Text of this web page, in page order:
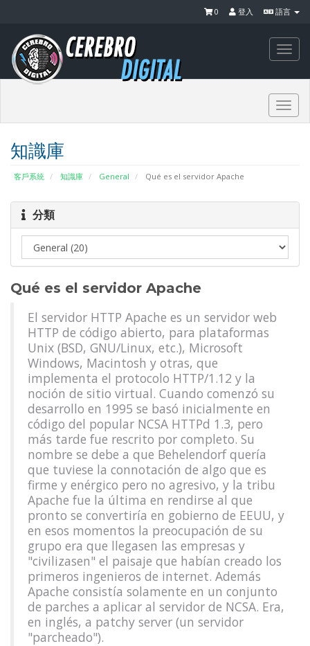
語言
登入
0
知識庫
客戶系統 知識庫 General Qué es el servidor Apache
分類
Qué es el servidor Apache
El servidor HTTP Apache es un servidor web
HTTP de código abierto, para plataformas
Unix (BSD, GNU/Linux, etc.), Microsoft
Windows, Macintosh y otras, que
implementa el protocolo HTTP/1.12 y la
noción de sitio virtual. Cuando comenzó su
desarrollo en 1995 se basó inicialmente en
código del popular NCSA HTTPd 1.3, pero
más tarde fue rescrito por completo. Su
nombre se debe a que Behelendorf quería
que tuviese la connotación de algo que es
firme y enérgico pero no agresivo, y la tribu
Apache fue la última en rendirse al que
pronto se convertiría en gobierno de EEUU, y
en esos momentos la preocupación de su
grupo era que llegasen las empresas y
"civilizasen" el paisaje que habían creado los
primeros ingenieros de internet. Además
Apache consistía solamente en un conjunto
de parches a aplicar al servidor de NCSA. Era,
en inglés, a patchy server (un servidor
"parcheado").